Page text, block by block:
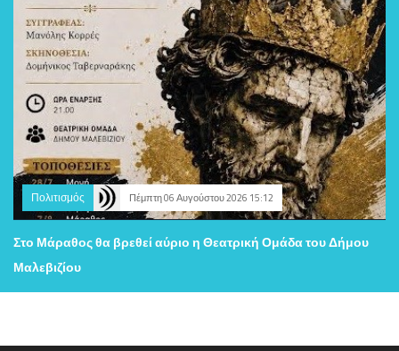
Πολιτισμός Πέμπτη 06 Αυγούστου 2026 15:12
Στο Μάραθος θα βρεθεί αύριο η Θεατρική Ομάδα του Δήμου
Μαλεβιζίου